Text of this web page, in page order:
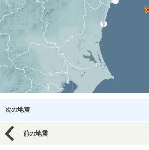
次の地震
前の地震